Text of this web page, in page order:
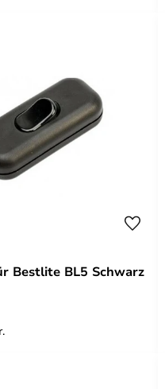
Bestlite BL5 Schwarz